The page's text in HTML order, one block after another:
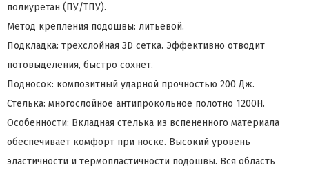
полиуретан (ПУ/ТПУ).
Метод крепления подошвы: литьевой.
Подкладка: трехслойная 3D сетка. Эффективно отводит
потовыделения, быстро сохнет.
Подносок: композитный ударной прочностью 200 Дж.
Стелька: многослойное антипрокольное полотно 1200Н.
Особенности: Вкладная стелька из вспененного материала
обеспечивает комфорт при носке. Высокий уровень
эластичности и термопластичности подошвы. Вся область